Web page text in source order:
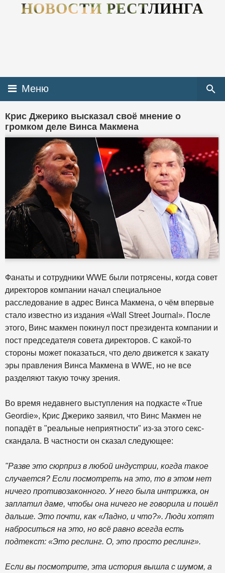
НОВОСТИ РЕСТЛИНГА
Меню
Крис Джерико высказал своё мнение о
громком деле Винса Макмена
Фанаты и сотрудники WWE были потрясены, когда совет
директоров компании начал специальное
расследование в адрес Винса Макмена, о чём впервые
стало известно из издания «Wall Street Journal». После
этого, Винс макмен покинул пост президента компании и
пост председателя совета директоров. С какой-то
стороны может показаться, что дело движется к закату
эры правления Винса Макмена в WWE, но не все
разделяют такую точку зрения.
Во время недавнего выступления на подкасте «True
Geordie», Крис Джерико заявил, что Винс Макмен не
попадёт в "реальные неприятности" из-за этого секс-
скандала. В частности он сказал следующее:
"Разве это сюрприз в любой индустрии, когда такое
случается? Если посмотреть на это, то в этом нет
ничего противозаконного. У него была интрижка, он
заплатил даме, чтобы она ничего не говорила и пошёл
дальше. Это почти, как «Ладно, и что?». Люди хотят
наброситься на это, но всё равно всегда есть
подтекст: «Это реслинг. О, это просто реслинг».
Если вы посмотрите, эта история вышла с шумом, а